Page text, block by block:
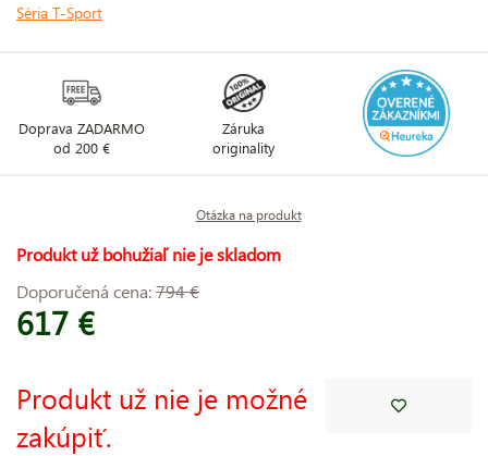
Séria T-Sport
Doprava ZADARMO
od 200 €
Záruka
originality
Otázka na produkt
Produkt už bohužiaľ nie je skladom
Doporučená cena:794 €
617 €
Produkt už nie je možné
zakúpiť.